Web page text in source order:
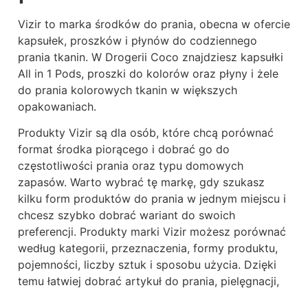
Vizir to marka środków do prania, obecna w ofercie
kapsułek, proszków i płynów do codziennego
prania tkanin. W Drogerii Coco znajdziesz kapsułki
All in 1 Pods, proszki do kolorów oraz płyny i żele
do prania kolorowych tkanin w większych
opakowaniach.
Produkty Vizir są dla osób, które chcą porównać
format środka piorącego i dobrać go do
częstotliwości prania oraz typu domowych
zapasów. Warto wybrać tę markę, gdy szukasz
kilku form produktów do prania w jednym miejscu i
chcesz szybko dobrać wariant do swoich
preferencji. Produkty marki Vizir możesz porównać
według kategorii, przeznaczenia, formy produktu,
pojemności, liczby sztuk i sposobu użycia. Dzięki
temu łatwiej dobrać artykuł do prania, pielęgnacji,